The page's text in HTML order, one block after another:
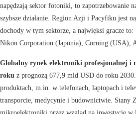
napędzają sektor fotoniki, to zapotrzebowanie
szybsze działanie. Region Azji i Pacyfiku jest
dochody w tym sektorze, a najwięksi gracze
Nikon Corporation (Japonia), Corning (USA),
Globalny rynek elektroniki profesjonalnej i
roku z prognozą 677,9 mld USD do roku
produktach, m.in. w telefonach, laptopach i
transporcie, medycynie i budownictwie. Stany
mikroelektroniki przez wzgląd na inwestycje w